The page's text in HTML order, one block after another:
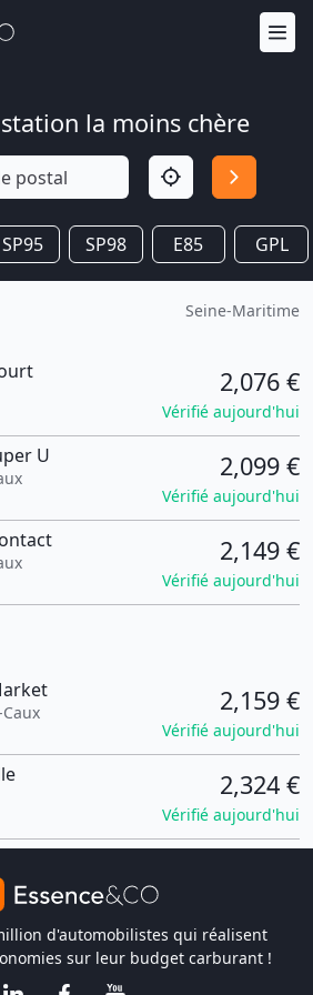
la moins chère
SP95 SP98 E85 GPL
Seine-Maritime
2,076 €
Vérifié aujourd'hui
U 2,099 €
Vérifié aujourd'hui
2,149 €
Vérifié aujourd'hui
2,159 €
Vérifié aujourd'hui
2,324 €
Vérifié aujourd'hui
d'automobilistes qui réalisent
sur leur budget carburant !